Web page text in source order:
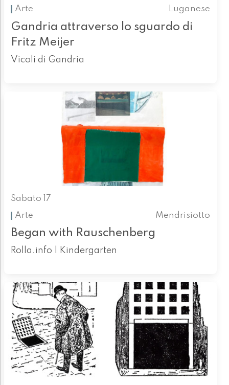
Arte
Luganese
Gandria attraverso lo sguardo di
Fritz Meijer
Vicoli di Gandria
Sabato 17
Arte
Mendrisiotto
Began with Rauschenberg
Rolla.info | Kindergarten